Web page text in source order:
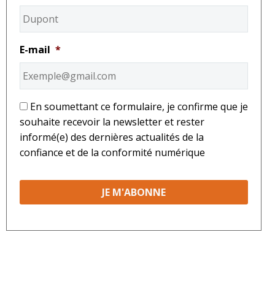
E-mail *
* En soumettant ce formulaire, je confirme que je
souhaite recevoir la newsletter et rester
informé(e) des dernières actualités de la
confiance et de la conformité numérique